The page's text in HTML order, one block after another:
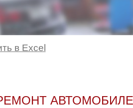
в Excel
АВТОМОБИЛЕЙ